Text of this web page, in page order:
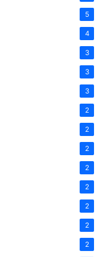
5
4
3
3
3
2
2
2
2
2
2
2
2